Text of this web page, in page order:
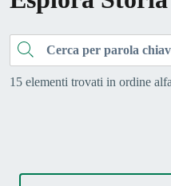
Cerca
15 elementi trovati in ordine